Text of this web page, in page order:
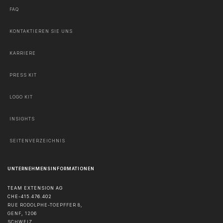
FAQ
KONTAKTIEREN SIE UNS
KARRIERE
PRESS KIT
LOGO KIT
INSIGHTS
SEITENVERZEICHNIS
UNTERNEHMENSINFORMATIONEN
TEAM EXTENSION AG
CHE-415.476.402
RUE RODOLPHE-TOEPFFER 8,
GENF, 1206